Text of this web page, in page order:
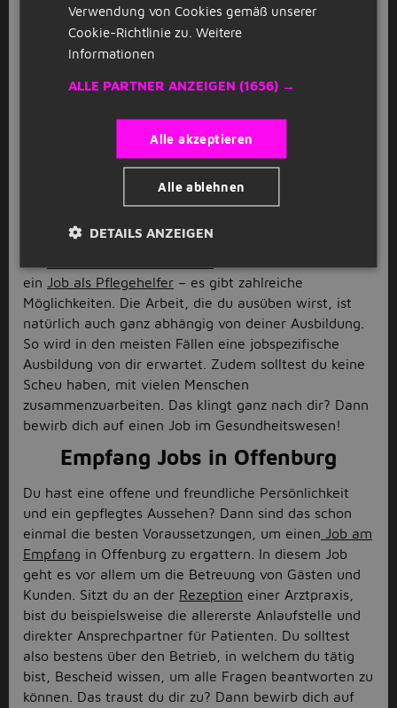
beruflich Fuß fassen, sondern möchtest auch wissen,
was die Stadt freizeittechnisch für dich bereithält?
Wie wär’s mit einem Tagesausflug ins benachbarte
Offenburg!
Gesundheitswesen Jobs in
Offenburg
Dir war es immer schon wichtig, mit deiner Arbeit
vielleicht genau das Richtige für dich! Ganz egal, ob
ein Job als Pflegehelfer – es gibt zahlreiche
Möglichkeiten. Die Arbeit, die du ausüben wirst, ist
natürlich auch ganz abhängig von deiner Ausbildung.
So wird in den meisten Fällen eine jobspezifische
Ausbildung von dir erwartet. Zudem solltest du keine
Scheu haben, mit vielen Menschen
zusammenzuarbeiten. Das klingt ganz nach dir? Dann
bewirb dich auf einen Job im Gesundheitswesen!
Empfang Jobs in Offenburg
Du hast eine offene und freundliche Persönlichkeit
und ein gepflegtes Aussehen? Dann sind das schon
einmal die besten Voraussetzungen, um einen Job am
Empfang in Offenburg zu ergattern. In diesem Job
geht es vor allem um die Betreuung von Gästen und
Kunden. Sitzt du an der Rezeption einer Arztpraxis,
bist du beispielsweise die allererste Anlaufstelle und
direkter Ansprechpartner für Patienten. Du solltest
also bestens über den Betrieb, in welchem du tätig
bist, Bescheid wissen, um alle Fragen beantworten zu
können. Das traust du dir zu? Dann bewirb dich auf
Verwendung von Cookies gemäß unserer
Cookie-Richtlinie zu. Weitere
Informationen
ALLE PARTNER ANZEIGEN (1656) →
Alle akzeptieren
Alle ablehnen
DETAILS ANZEIGEN